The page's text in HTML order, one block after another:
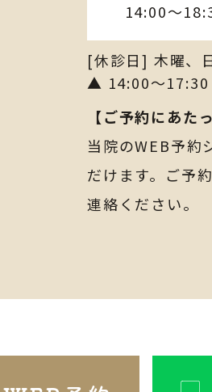
14:00～
[休診日] 木曜、
▲ 14:00～17:30
【ご予約にあた
当院のWEB予約
だけます。ご予
連絡ください。